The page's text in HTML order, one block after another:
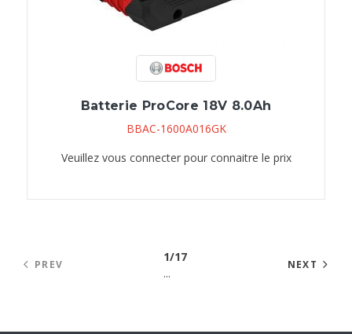
Batterie ProCore 18V 8.0Ah
BBAC-1600A016GK
Veuillez vous connecter pour connaitre le prix
PREV
1/17
...
NEXT